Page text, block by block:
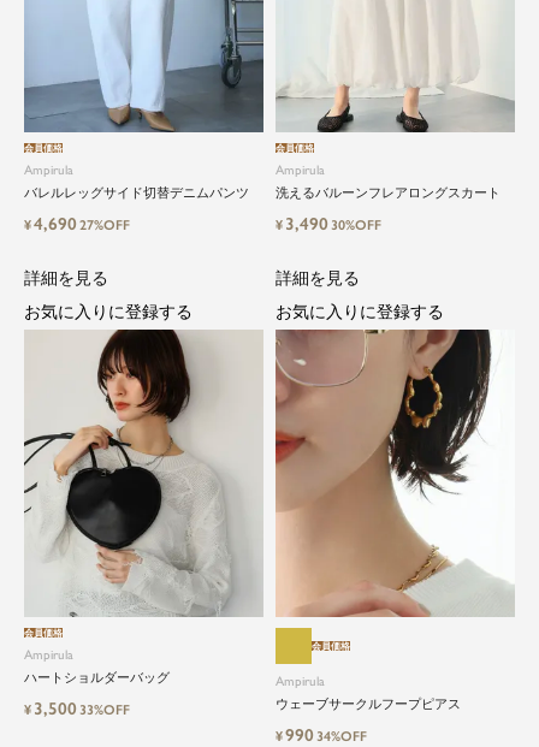
都会的で自由なムードにトレンドを。
手頃な価格で毎日に寄り添う。
Ampirula
バレルレッグサイド切替デニムパンツ
会員価格
¥4,69027%OFF
Ampirula
洗えるバルーンフレアロングスカート
会員価格
¥ 3,49030%OFF
Ampirula
ハートショルダーバッグ
会員価格
¥ 3,50033%OFF
詳細を見る
お気に入りに登録する
Ampirula
ウェーブサークルフープピアス
会員価格
¥99034%OFF
詳細を見る
お気に入りに登録する